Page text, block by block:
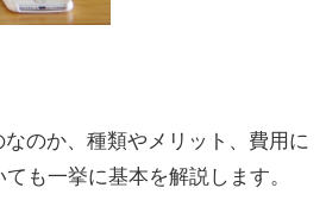
のか、種類やメリット、費用に
も一挙に基本を解説します。